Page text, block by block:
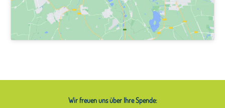
Wir freuen uns über Ihre Spende: